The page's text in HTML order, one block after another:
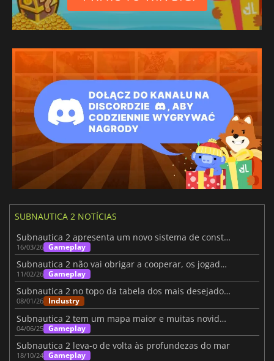
SUBNAUTICA 2 NOTÍCIAS
Subnautica 2 apresenta um novo sistema de construção de bases
16/03/26 Gameplay
Subnautica 2 não vai obrigar a cooperar, os jogadores a solo estão a salvo
11/02/26 Gameplay
Subnautica 2 no topo da tabela dos mais desejados do Steam para 2026
08/01/26 Industry
Subnautica 2 tem um mapa maior e muitas novidades
04/06/25 Gameplay
Subnautica 2 leva-o de volta às profundezas do mar
18/10/24 Gameplay